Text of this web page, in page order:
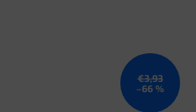
€3,93
–66 %